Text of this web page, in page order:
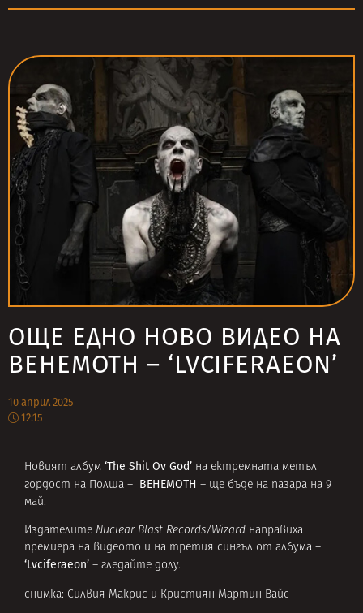
ОЩЕ ЕДНО НОВО ВИДЕО НА
BEHEMOTH – ‘LVCIFERAEON’
10 април 2025
12:15
Новият албум ‘The Shit Ov God’ на ектремната метъл
гордост на Полша – BEHEMOTH – ще бъде на пазара на 9
май.
Издателите Nuclear Blast Records/Wizard направиха
премиера на видеото и на третия сингъл от албума –
‘Lvciferaeon’ – гледайте долу.
снимка: Силвия Макрис и Кристиян Мартин Вайс